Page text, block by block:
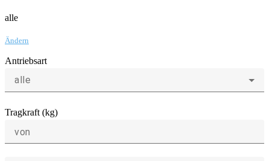
alle
Ändern
Antriebsart
alle
Tragkraft (kg)
von